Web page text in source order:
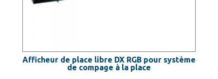
Afficheur de place libre DX RGB pour système
de compage à la place